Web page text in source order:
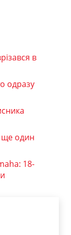
в
одразу
ще один
18-